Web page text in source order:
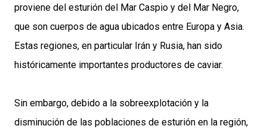
proviene del esturión del Mar Caspio y del Mar Negro,
que son cuerpos de agua ubicados entre Europa y Asia.
Estas regiones, en particular Irán y Rusia, han sido
históricamente importantes productores de caviar.
Sin embargo, debido a la sobreexplotación y la
disminución de las poblaciones de esturión en la región,